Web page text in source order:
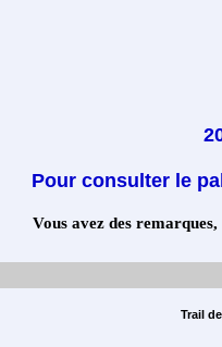
Pour consulter le
Vous avez des
Trail